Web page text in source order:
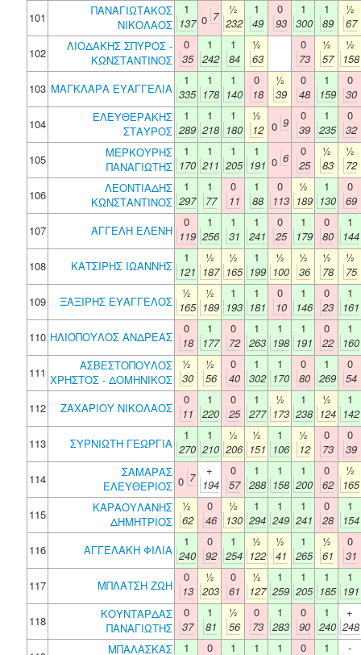
101
ΠΑΝΑΓΙΩΤΑΚΟΣ
ΝΙΚΟΛΑΟΣ
1
137 0 7
½
232
1
49
0
93
1
300
1
89
½
67
102
ΛΙΟΔΑΚΗΣ ΣΠΥΡΟΣ -
ΚΩΝΣΤΑΝΤΙΝΟΣ
0
35
1
242
1
84
½
63
0
73
½
57
½
158
103 ΜΑΓΚΛΑΡΑ ΕΥΑΓΓΕΛΙΑ
1
335
1
178
1
140
0
18
½
39
0
48
1
159
0
30
104
ΕΛΕΥΘΕΡΑΚΗΣ
ΣΤΑΥΡΟΣ
1
289
1
218
1
180
½
12 0 9
0
39
1
235
0
32
105
ΜΕΡΚΟΥΡΗΣ
ΠΑΝΑΓΙΩΤΗΣ
1
170
1
211
1
205
1
191 0 6
0
25
½
83
½
72
106
ΛΕΟΝΤΙΑΔΗΣ
ΚΩΝΣΤΑΝΤΙΝΟΣ
1
297
1
77
0
11
1
88
0
113
½
189
1
130
0
69
107
ΑΓΓΕΛΗ ΕΛΕΝΗ
0
119
1
256
1
31
1
241
0
25
1
179
0
80
1
144
108
ΚΑΤΣΙΡΗΣ ΙΩΑΝΝΗΣ
1
121
½
187
½
165
1
199
½
100
½
36
½
78
½
75
109
ΞΑΞΙΡΗΣ ΕΥΑΓΓΕΛΟΣ
½
165
½
189
1
193
1
181
0
10
1
146
0
23
1
161
110 ΗΛΙΟΠΟΥΛΟΣ ΑΝΔΡΕΑΣ
0
18
1
177
0
72
1
263
1
198
1
191
0
22
1
160
111
ΑΣΒΕΣΤΟΠΟΥΛΟΣ
ΧΡΗΣΤΟΣ - ΔΟΜΗΝΙΚΟΣ
½
30
½
56
0
40
1
302
1
170
0
80
1
269
0
54
112
ΖΑΧΑΡΙΟΥ ΝΙΚΟΛΑΟΣ
0
11
1
220
0
25
1
277
½
173
1
238
½
124
1
142
113
ΣΥΡΝΙΩΤΗ ΓΕΩΡΓΙΑ
1
270
1
210
½
206
½
151
1
106
½
12
0
73
0
39
114
ΣΑΜΑΡΑΣ
ΕΛΕΥΘΕΡΙΟΣ 0 7
+
194
0
57
1
288
1
158
1
200
0
62
½
165
115
ΚΑΡΑΟΥΛΑΝΗΣ
ΔΗΜΗΤΡΙΟΣ
½
62
0
46
½
130
1
294
1
249
1
241
0
28
1
154
116
ΑΓΓΕΛΑΚΗ ΦΙΛΙΑ
1
240
0
92
1
254
½
122
½
41
1
265
½
61
0
31
117
ΜΠΛΑΤΣΗ ΖΩΗ
0
13
½
203
0
61
½
127
1
259
1
205
1
185
1
191
118
ΚΟΥΝΤΑΡΔΑΣ
ΠΑΝΑΓΙΩΤΗΣ
0
37
1
81
½
56
0
73
1
283
0
90
1
240
+
248
ΜΠΑΛΑΣΚΑΣ
1
0
1
1
1
0
1
-